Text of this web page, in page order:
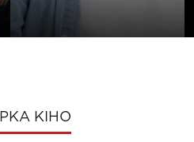
КІНО